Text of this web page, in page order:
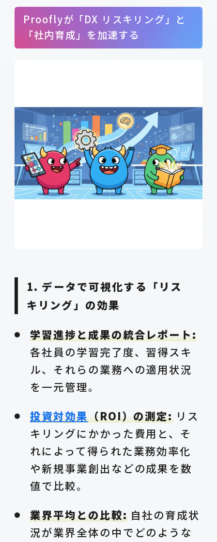
Prooflyが「DX リスキリング」と
「社内育成」を加速する
1. データで可視化する「リス
キリング」の効果
学習進捗と成果の統合レポート:
各社員の学習完了度、習得スキ
ル、それらの業務への適用状況
を一元管理。
投資対効果（ROI）の測定: リス
キリングにかかった費用と、そ
れによって得られた業務効率化
や新規事業創出などの成果を数
値で比較。
業界平均との比較:自社の育成状
況が業界全体の中でどのような